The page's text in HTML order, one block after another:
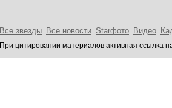
Все звезды Все новости Starфото Видео
При цитировании материалов активная ссылка